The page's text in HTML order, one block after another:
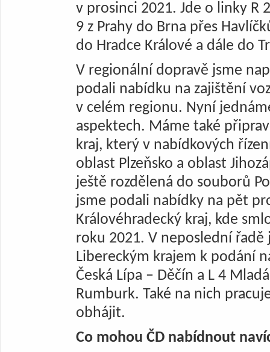
v prosinci 2021. Jde o linky R
9 z Prahy do Brna přes
do Hradce Králové a dále do
V regionální dopravě jsme
podali nabídku na zajištění
v celém regionu. Nyní
aspektech. Máme také
kraj, který v nabídkových
oblast Plzeňsko a oblast
ještě rozdělená do souborů
jsme podali nabídky na pět
Královéhradecký kraj, kde
roku 2021. V neposlední řadě
Libereckým krajem k podání
Česká Lípa – Děčín a L 4
Rumburk. Také na nich
obhájit.
Co mohou ČD nabídnout